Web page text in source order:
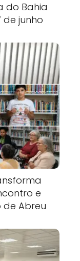
do Bahia
de junho
e
Abreu